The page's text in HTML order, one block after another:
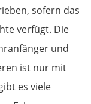
sofern das
verfügt. Die
und
ist nur mit
es viele